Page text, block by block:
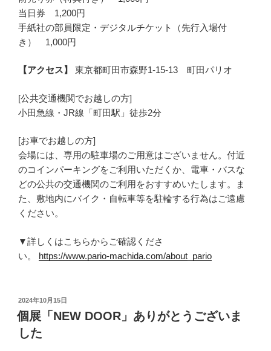
当日券 1,200円
手紙社の部員限定・デジタルチケット（先行入場付
き） 1,000円
【アクセス】 東京都町田市森野1-15-13 町田パリオ
[公共交通機関でお越しの方]
小田急線・JR線「町田駅」徒歩2分
[お車でお越しの方]
会場には、専用の駐車場のご用意はございません。付近
のコインパーキングをご利用いただくか、電車・バスな
どの公共の交通機関のご利用をおすすめいたします。ま
た、敷地内にバイク・自転車等を駐輪する行為はご遠慮
ください。
▼詳しくはこちらからご確認くださ
い。 https://www.pario-machida.com/about_pario
投
稿
日:
2024年10月15日
個展「NEW DOOR」ありがとうございま
した